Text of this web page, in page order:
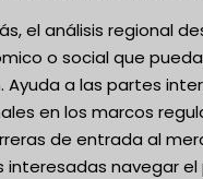
el análisis regional
o social que
Ayuda a las partes
en los marcos
de entrada al
interesadas navegar